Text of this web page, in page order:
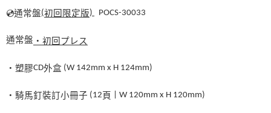
💿通常盤(初回限定版) POCS-30033
通常盤 ・初回プレス
・塑膠CD外盒 (W 142mm x H 124mm)
・騎馬釘裝訂小冊子 (12 頁 | W 120mm x H 120mm)